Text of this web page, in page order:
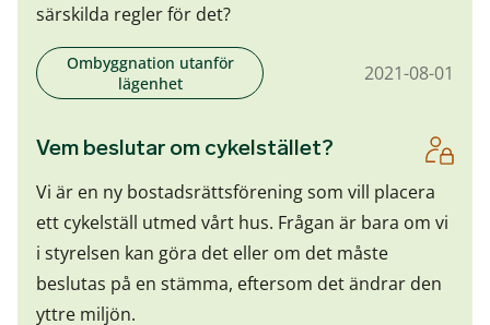
särskilda regler för det?
Ombyggnation utanför
lägenhet
2021-08-01
Vem beslutar om cykelstället?
Vi är en ny bostadsrättsförening som vill placera
ett cykelställ utmed vårt hus. Frågan är bara om vi
i styrelsen kan göra det eller om det måste
beslutas på en stämma, eftersom det ändrar den
yttre miljön.